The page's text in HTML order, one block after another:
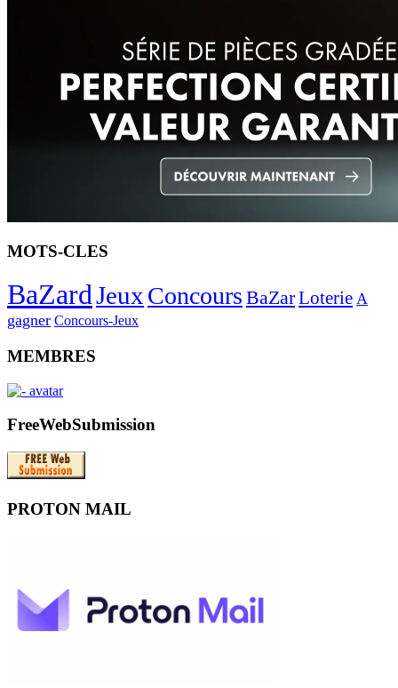
MOTS-CLES
BaZardJeuxConcours BaZarLoterie A
gagner Concours-Jeux
MEMBRES
FreeWebSubmission
PROTON MAIL